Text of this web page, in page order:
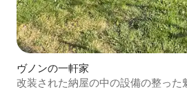
ヴノンの一軒家
改装された納屋の中の設備の整った